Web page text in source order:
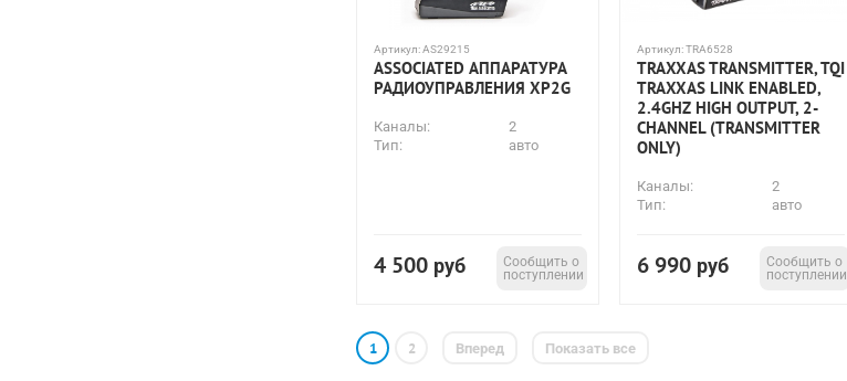
Артикул:AS29215
ASSOCIATED АППАРАТУРА
РАДИОУПРАВЛЕНИЯ XP2G
Каналы:
2
Тип:
авто
4 500 руб
Сообщить о
поступлении
Артикул:TRA6528
TRAXXAS TRANSMITTER, TQI
TRAXXAS LINK ENABLED,
2.4GHZ HIGH OUTPUT, 2-
CHANNEL (TRANSMITTER
ONLY)
Каналы:
2
Тип:
авто
6 990 руб
Сообщить о
поступлении
1 2 Вперед Показать все